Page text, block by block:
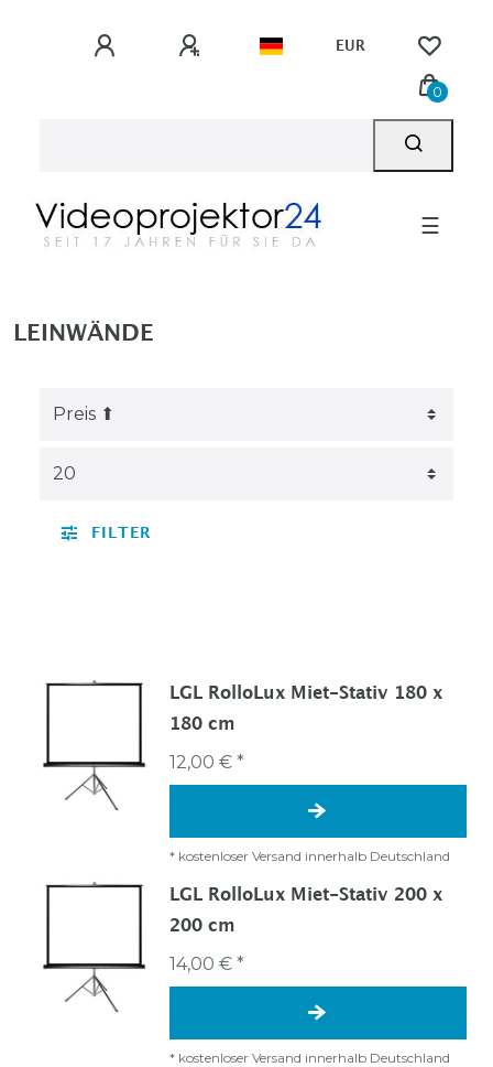
EUR
0
☰
LEINWÄNDE
FILTER
LGL RolloLux Miet-Stativ 180 x
180 cm
12,00 € *
* kostenloser Versand innerhalb Deutschland
LGL RolloLux Miet-Stativ 200 x
200 cm
14,00 € *
* kostenloser Versand innerhalb Deutschland